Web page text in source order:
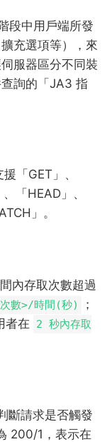
段中用戶端所發
充選項等），來
服器區分不同裝
詢的「JA3 指
「GET」、
「HEAD」、
」。
內存取次數超過
數>/時間(秒)
；
者在
2 秒內存取
斷請求是否觸發
200/1，表示在